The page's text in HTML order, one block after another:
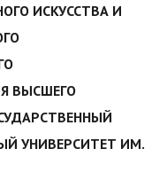
ИСКУССТВА И
ВЫСШЕГО
УНИВЕРСИТЕТ ИМ.